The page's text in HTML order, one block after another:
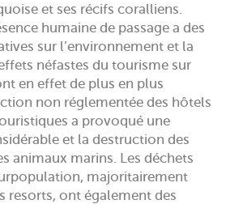
et ses récifs coralliens.
humaine de passage a des
sur l’environnement et la
néfastes du tourisme sur
en effet de plus en plus
non réglementée des hôtels
a provoqué une
et la destruction des
animaux marins. Les déchets
majoritairement
resorts, ont également des